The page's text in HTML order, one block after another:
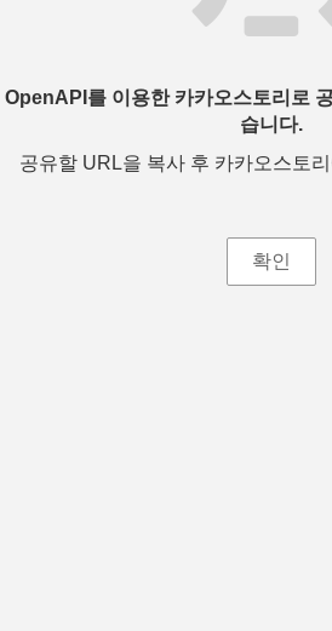
OpenAPI를 이용한 카카오스토리로
습니다.
공유할 URL을 복사 후 카카오스토
확인